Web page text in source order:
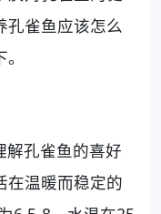
孔雀鱼应该怎么
解孔雀鱼的喜好
在温暖而稳定的